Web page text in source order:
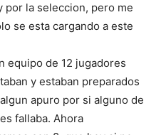
por la seleccion, pero me
se esta cargando a este
equipo de 12 jugadores
y estaban preparados
apuro por si alguno de
fallaba. Ahora